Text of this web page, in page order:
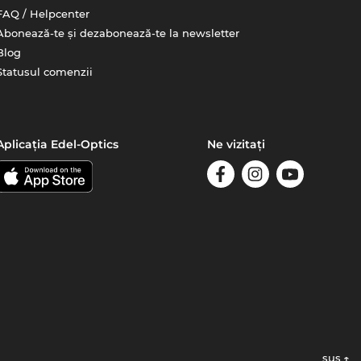
/ Helpcenter
te și dezabonează-te la newsletter
comenzii
Edel-Optics Ne vizitați
sus